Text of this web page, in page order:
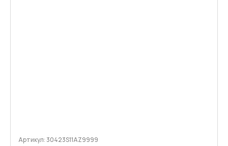
Артикул: 30423S11AZ9999